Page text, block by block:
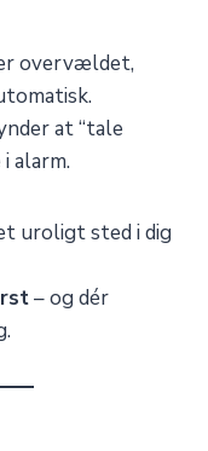
overvældet,
at “tale
alarm.
uroligt sted i dig
– og dér